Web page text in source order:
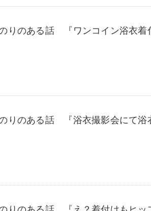
りのある話 『ワンコイン浴衣着
りのある話 『浴衣撮影会にて浴